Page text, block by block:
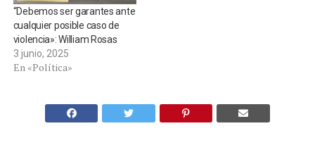
“Debemos ser garantes ante
cualquier posible caso de
violencia»: William Rosas
3 junio, 2025
En «Política»